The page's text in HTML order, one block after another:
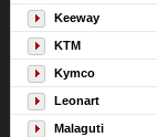
Keeway
KTM
Kymco
Leonart
Malaguti